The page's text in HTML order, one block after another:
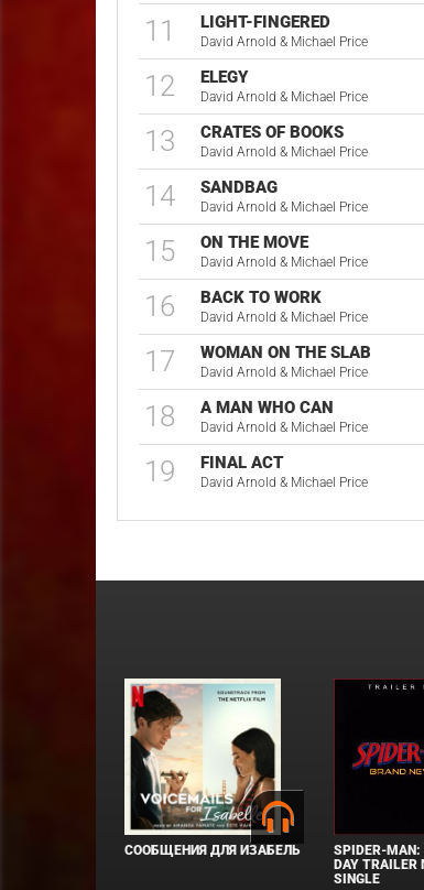
11 LIGHT-FINGERED
David Arnold & Michael Price
12 ELEGY
David Arnold & Michael Price
13 CRATES OF BOOKS
David Arnold & Michael Price
14 SANDBAG
David Arnold & Michael Price
15 ON THE MOVE
David Arnold & Michael Price
16 BACK TO WORK
David Arnold & Michael Price
17 WOMAN ON THE SLAB
David Arnold & Michael Price
18 A MAN WHO CAN
David Arnold & Michael Price
19 FINAL ACT
David Arnold & Michael Price
СООБЩЕНИЯ ДЛЯ ИЗАБЕЛЬ
SPIDER-MAN:
DAY TRAILER
SINGLE